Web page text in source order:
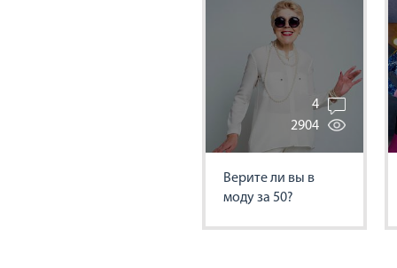
4
2904
Верите ли вы в
моду за 50?